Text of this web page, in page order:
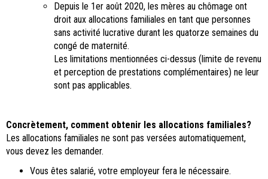
Depuis le 1er août 2020, les mères au chômage ont
droit aux allocations familiales en tant que personnes
sans activité lucrative durant les quatorze semaines du
congé de maternité.
Les limitations mentionnées ci-dessus (limite de revenu
et perception de prestations complémentaires) ne leur
sont pas applicables.
Concrètement, comment obtenir les allocations familiales?
Les allocations familiales ne sont pas versées automatiquement,
vous devez les demander.
Vous êtes salarié, votre employeur fera le nécessaire.